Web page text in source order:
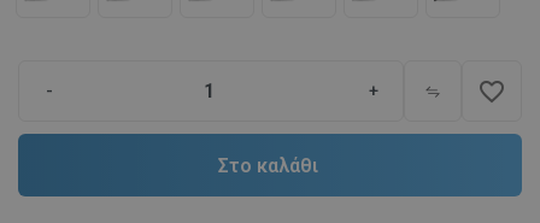
- + favorite_border
Στο καλάθι